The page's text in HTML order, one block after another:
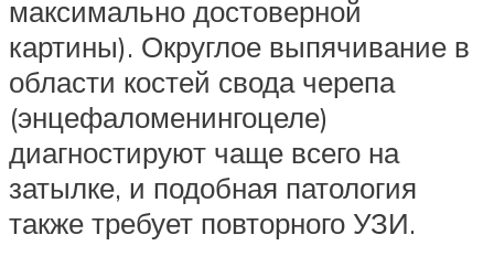
максимально достоверной
картины). Округлое выпячивание в
области костей свода черепа
(энцефаломенингоцеле)
диагностируют чаще всего на
затылке, и подобная патология
также требует повторного УЗИ.